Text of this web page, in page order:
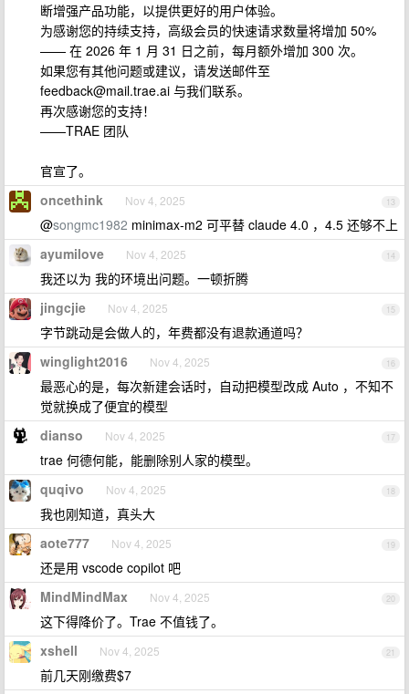
断增强产品功能，以提供更好的用户体验。
为感谢您的持续支持，高级会员的快速请求数量将增加 50%
—— 在 2026 年 1 月 31 日之前，每月额外增加 300 次。
如果您有其他问题或建议，请发送邮件至
feedback@mail.trae.ai 与我们联系。
再次感谢您的支持！
——TRAE 团队
官宣了。
13
oncethink Nov 4, 2025
@songmc1982 minimax-m2 可平替 claude 4.0 ，4.5 还够不上
14
ayumilove Nov 4, 2025
我还以为 我的环境出问题。一顿折腾
15
jingcjie Nov 4, 2025
字节跳动是会做人的，年费都没有退款通道吗？
16
winglight2016 Nov 4, 2025
最恶心的是，每次新建会话时，自动把模型改成 Auto ，不知不
觉就换成了便宜的模型
17
dianso Nov 4, 2025
trae 何德何能，能删除别人家的模型。
18
quqivo Nov 4, 2025
我也刚知道，真头大
19
aote777 Nov 4, 2025
还是用 vscode copilot 吧
20
MindMindMax Nov 4, 2025
这下得降价了。Trae 不值钱了。
21
xshell Nov 4, 2025
前几天刚缴费$7